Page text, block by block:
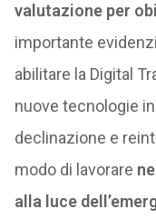
valutazione per
importante
abilitare la Digital
nuove tecnologie in
declinazione e
modo di lavorare
alla luce